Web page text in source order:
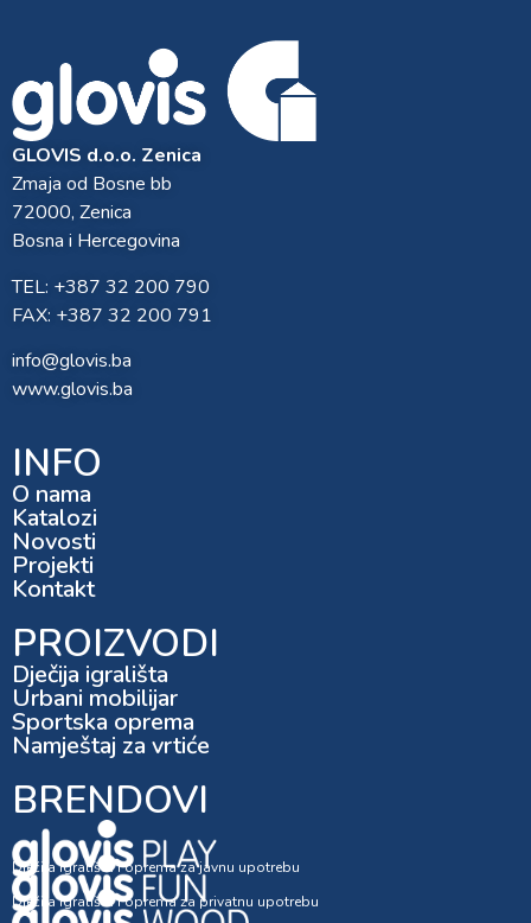
GLOVIS d.o.o. Zenica
Zmaja od Bosne bb
72000, Zenica
Bosna i Hercegovina
TEL: +387 32 200 790
FAX: +387 32 200 791
info@glovis.ba
www.glovis.ba
INFO
O nama
Katalozi
Novosti
Projekti
Kontakt
PROIZVODI
Dječija igrališta
Urbani mobilijar
Sportska oprema
Namještaj za vrtiće
BRENDOVI
Dječija igrališta i oprema za javnu upotrebu
Dječija igrališta i oprema za privatnu upotrebu